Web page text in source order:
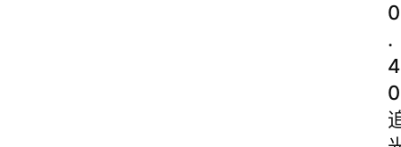
0
.
4
0